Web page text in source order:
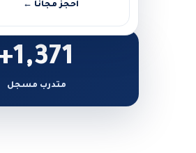
احجز مجانًا ←
1,371+
متدرب مسجل